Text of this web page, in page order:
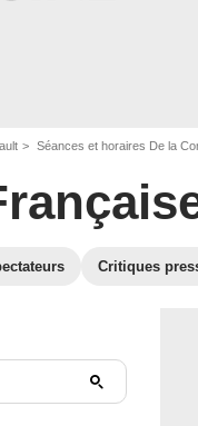
Séances et horaires De la
Critiques